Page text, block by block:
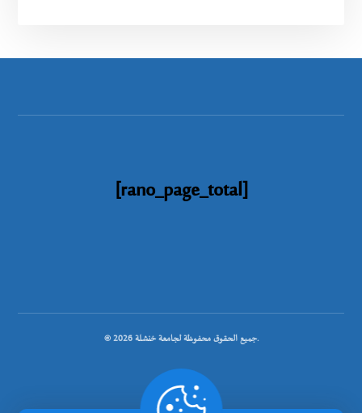
[rano_page_total]
© جميع الحقوق محفوظة لجامعة خنشلة 2026.
.